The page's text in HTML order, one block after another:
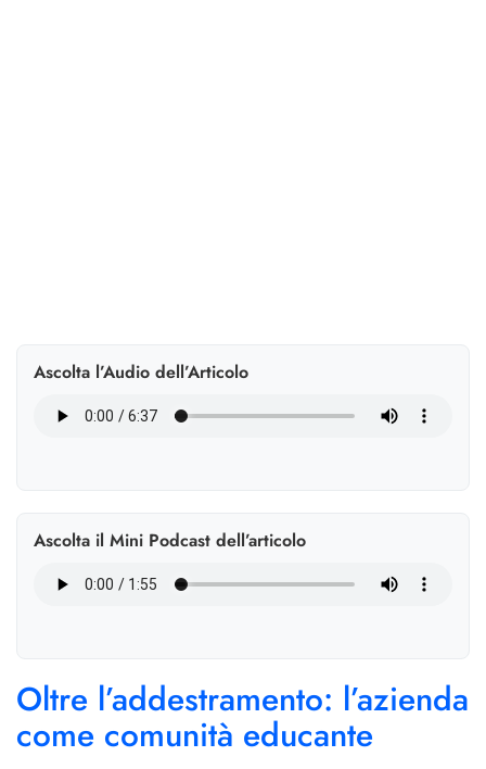
Ascolta l’Audio dell’Articolo
Ascolta il Mini Podcast dell’articolo
Oltre l’addestramento: l’azienda
come comunità educante